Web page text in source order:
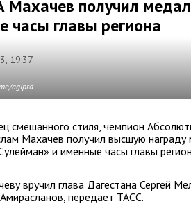
получил
часы главы региона
19:37
agiprd
смешанного стиля, чемпион
Махачев получил высшую награду
и именные часы главы
вручил глава Дагестана Сергей
передает ТАСС.